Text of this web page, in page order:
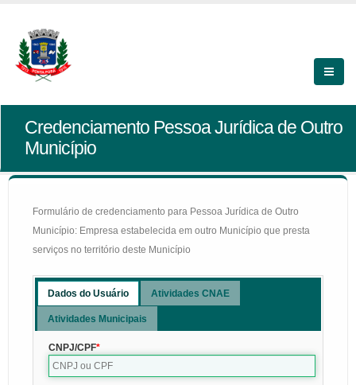
Credenciamento Pessoa Jurídica de Outro
Município
Formulário de credenciamento para Pessoa Jurídica de Outro
Município: Empresa estabelecida em outro Município que presta
serviços no território deste Município
Dados do Usuário Atividades CNAE
Atividades Municipais
CNPJ/CPF